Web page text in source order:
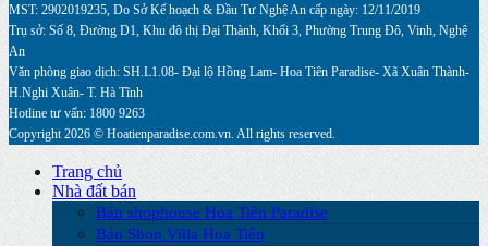
MST: 2902019235, Do Sở Kế hoạch & Đầu Tư Nghệ An cấp ngày: 12/11/2019
Trụ sở: Số 8, Đường D1, Khu đô thị Đại Thành, Khối 3, Phường Trung Đô, Vinh, Nghệ
An
Văn phòng giao dịch: SH.L1.08- Đại lộ Hồng Lam- Hoa Tiên Paradise- Xã Xuân Thành-
H.Nghi Xuân- T. Hà Tĩnh
Hotline tư vấn: 1800 9263
Copyright 2026 © Hoatienparadise.com.vn. All rights reserved.
Trang chủ
Nhà đất bán
Bán shophouse Hoa Tiên Paradise
Bán Shop Villa Hoa Tiên